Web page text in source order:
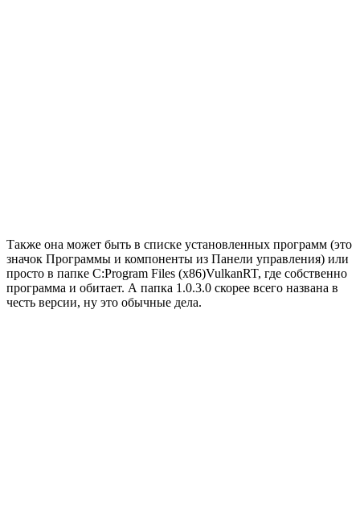
Также она может быть в списке установленных программ (это
значок Программы и компоненты из Панели управления) или
просто в папке C:Program Files (x86)VulkanRT, где собственно
программа и обитает. А папка 1.0.3.0 скорее всего названа в
честь версии, ну это обычные дела.